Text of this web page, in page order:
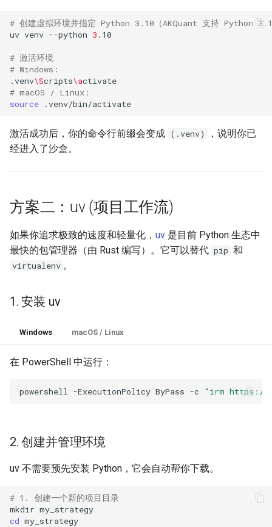
# 创建虚拟环境并指定 Python 3.10（AKQuant 支持 Python
uv venv --python 3
# 激活环境
# Windows:
.venv\Scripts\a
# macOS / Linux:
source
激活成功后，你的命令行前缀会变成 (.venv)
，说明你已
经进入了沙盒。
方案二：uv (项目工作流)
如果你追求极致的速度和轻量化， uv 是目前 Python 生态中
最快的包管理器（由 Rust 编写）。它可以替代 pip 和
virtualenv 。
1. 安装 uv
Windows macOS / Linux
在 PowerShell 中运行：
powershell -ExecutionPolicy ByPass -c "irm https://
2. 创建并管理环境
uv 不需要预先安装 Python，它会自动帮你下载。
# 1. 创建一个新的项目目录
mkdir
cd